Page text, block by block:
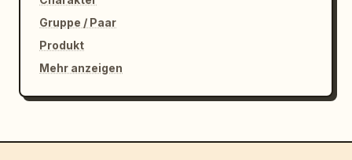
Gruppe / Paar
Produkt
Mehr anzeigen